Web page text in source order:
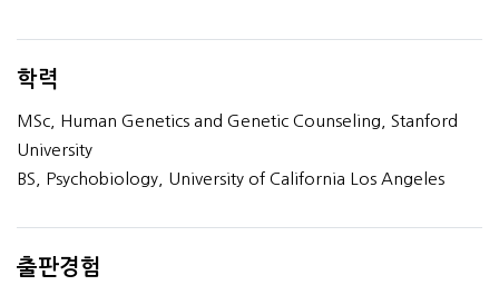
학력
MSc, Human Genetics and Genetic Counseling, Stanford
University
BS, Psychobiology, University of California Los Angeles
출판경험